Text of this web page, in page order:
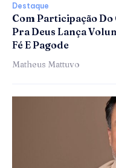
Destaque
Com Participação
Pra Deus Lança
Fé E Pagode
Matheus Mattuvo